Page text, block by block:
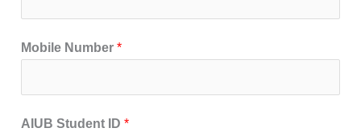
Mobile Number*
AIUB Student ID*